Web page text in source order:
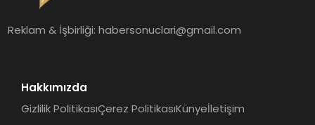
Reklam & İşbirliği:habersonuclari@gmail.com
Hakkımızda
Gizlilik PolitikasıÇerez PolitikasıKünyeİletişim